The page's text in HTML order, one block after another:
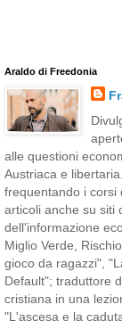
Araldo di Freedonia
alle questioni
Austriaca e
frequentando i corsi
articoli anche su siti
dell'informazione
Miglio Verde,
gioco da ragazzi",
Default"; traduttore
cristiana in una
"L'ascesa e la